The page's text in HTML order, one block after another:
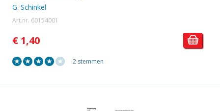
G. Schinkel
Art.nr. 60154001
€ 1,40
2 stemmen